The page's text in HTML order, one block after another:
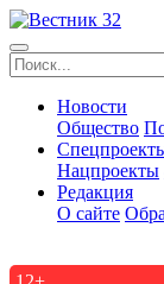
Новости
Общество
Нацпроекты
Редакция
О сайте